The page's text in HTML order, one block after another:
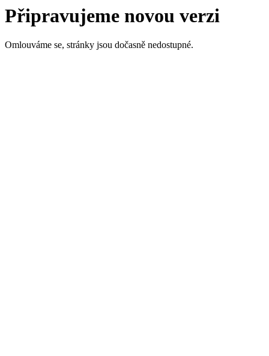
Připravujeme novou verzi
Omlouváme se, stránky jsou dočasně nedostupné.